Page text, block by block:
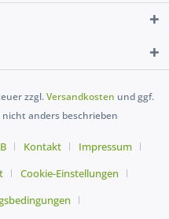
zzgl.Versandkosten und ggf.
anders beschrieben
Kontakt
Impressum
Cookie-Einstellungen